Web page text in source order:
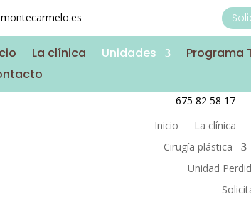
La clínica Unidades Programa
675 82 58 17
Inicio
La clínica
Cirugía plástica
Unidad